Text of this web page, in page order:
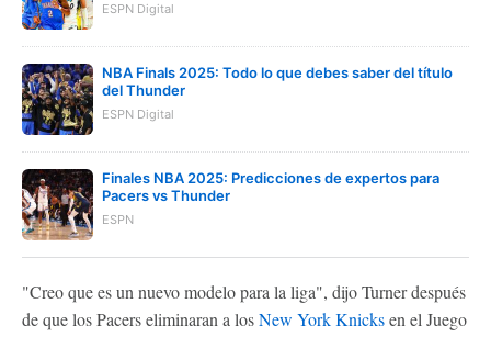
ESPN Digital
NBA Finals 2025: Todo lo que debes saber del título
del Thunder
ESPN Digital
Finales NBA 2025: Predicciones de expertos para
Pacers vs Thunder
ESPN
"Creo que es un nuevo modelo para la liga", dijo Turner después
de que los Pacers eliminaran a losNew York Knicksen el Juego